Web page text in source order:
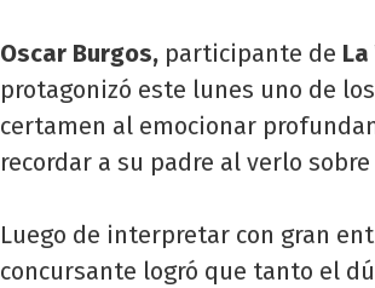
Oscar Burgos, participante de
protagonizó este lunes uno de
certamen al emocionar
recordar a su padre al verlo
Luego de interpretar con gran
concursante logró que tanto el